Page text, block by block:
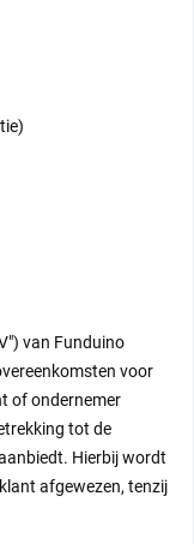
van Funduino
voor
of ondernemer
tot de
Hierbij wordt
afgewezen, tenzij